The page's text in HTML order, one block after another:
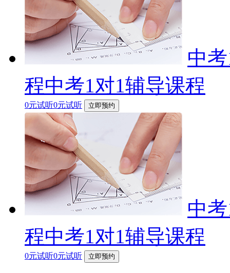
中
程中考1对1辅导课程
0元试听0元试听 立即预约
中
程中考1对1辅导课程
0元试听0元试听 立即预约